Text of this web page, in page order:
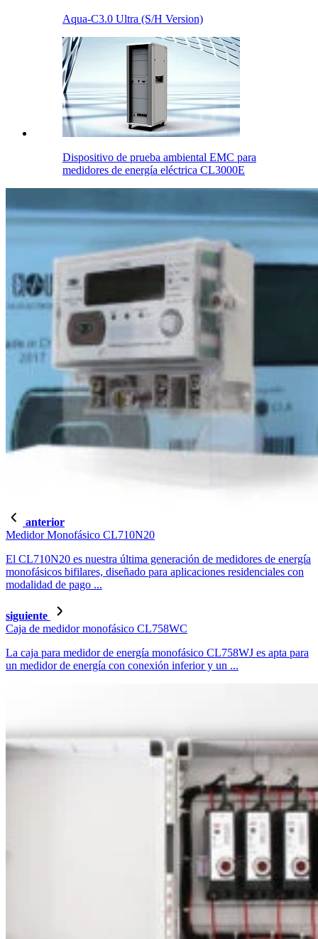
Aqua-C3.0 Ultra (S/H Version)
Dispositivo de prueba ambiental EMC para
medidores de energía eléctrica CL3000E
anterior
Medidor Monofásico CL710N20
El CL710N20 es nuestra última generación de medidores de energía
monofásicos bifilares, diseñado para aplicaciones residenciales con
modalidad de pago ...
siguiente
Caja de medidor monofásico CL758WC
La caja para medidor de energía monofásico CL758WJ es apta para
un medidor de energía con conexión inferior y un ...